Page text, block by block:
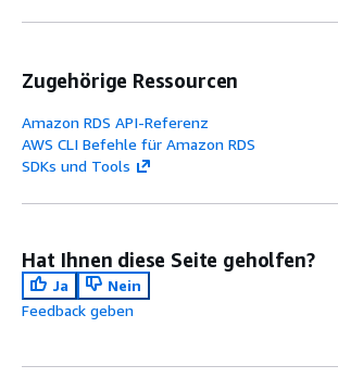
Zugehörige Ressourcen
Amazon RDS API-Referenz
AWS CLI Befehle für Amazon RDS
SDKs und Tools
Hat Ihnen diese Seite geholfen?
Ja
Nein
Feedback geben